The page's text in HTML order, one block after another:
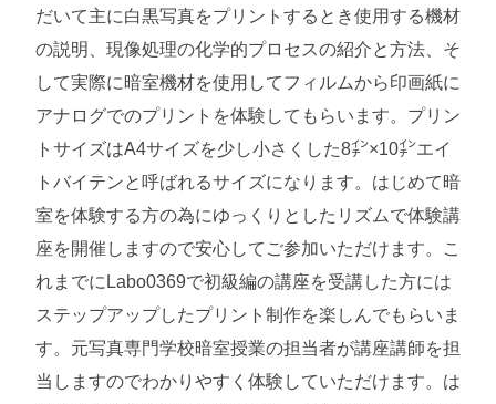
だいて主に白黒写真をプリントするとき使用する機材
の説明、現像処理の化学的プロセスの紹介と方法、そ
して実際に暗室機材を使用してフィルムから印画紙に
アナログでのプリントを体験してもらいます。プリン
トサイズはA4サイズを少し小さくした8㌅×10㌅エイ
トバイテンと呼ばれるサイズになります。はじめて暗
室を体験する方の為にゆっくりとしたリズムで体験講
座を開催しますので安心してご参加いただけます。こ
れまでにLabo0369で初級編の講座を受講した方には
ステップアップしたプリント制作を楽しんでもらいま
す。元写真専門学校暗室授業の担当者が講座講師を担
当しますのでわかりやすく体験していただけます。は